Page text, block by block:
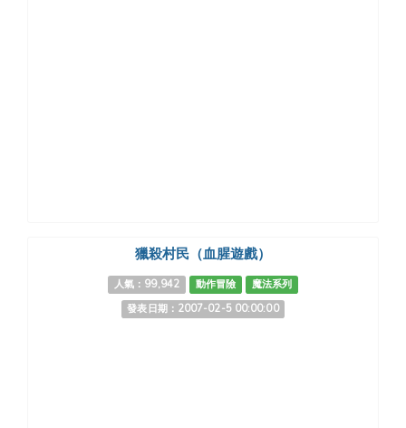
獵殺村民（血腥遊戲）
人氣：99,942 動作冒險
魔法系列
發表日期：2007-02-5 00:00:00